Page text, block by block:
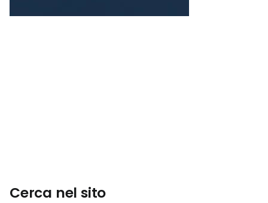
Cerca nel sito